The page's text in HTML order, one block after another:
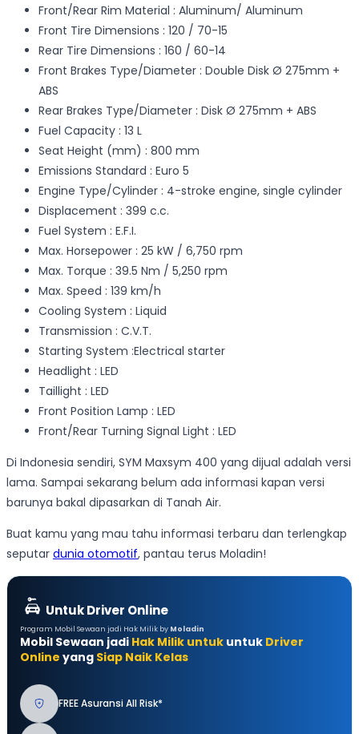
Front/Rear Rim Material : Aluminum/ Aluminum
Front Tire Dimensions : 120 / 70-15
Rear Tire Dimensions : 160 / 60-14
Front Brakes Type/Diameter : Double Disk Ø 275mm +
ABS
Rear Brakes Type/Diameter : Disk Ø 275mm + ABS
Fuel Capacity : 13 L
Seat Height (mm) : 800 mm
Emissions Standard : Euro 5
Engine Type/Cylinder : 4-stroke engine, single cylinder
Displacement : 399 c.c.
Fuel System : E.F.I.
Max. Horsepower : 25 kW / 6,750 rpm
Max. Torque : 39.5 Nm / 5,250 rpm
Max. Speed : 139 km/h
Cooling System : Liquid
Transmission : C.V.T.
Starting System :Electrical starter
Headlight : LED
Taillight : LED
Front Position Lamp : LED
Front/Rear Turning Signal Light : LED
Di Indonesia sendiri, SYM Maxsym 400 yang dijual adalah versi
lama. Sampai sekarang belum ada informasi kapan versi
barunya bakal dipasarkan di Tanah Air.
Buat kamu yang mau tahu informasi terbaru dan terlengkap
seputar dunia otomotif, pantau terus Moladin!
Untuk Driver Online
Program Mobil Sewaan jadi Hak Milik by Moladin
Mobil Sewaan jadi Hak Milik untuk untuk Driver
Online yang Siap Naik Kelas
FREE Asuransi All Risk*